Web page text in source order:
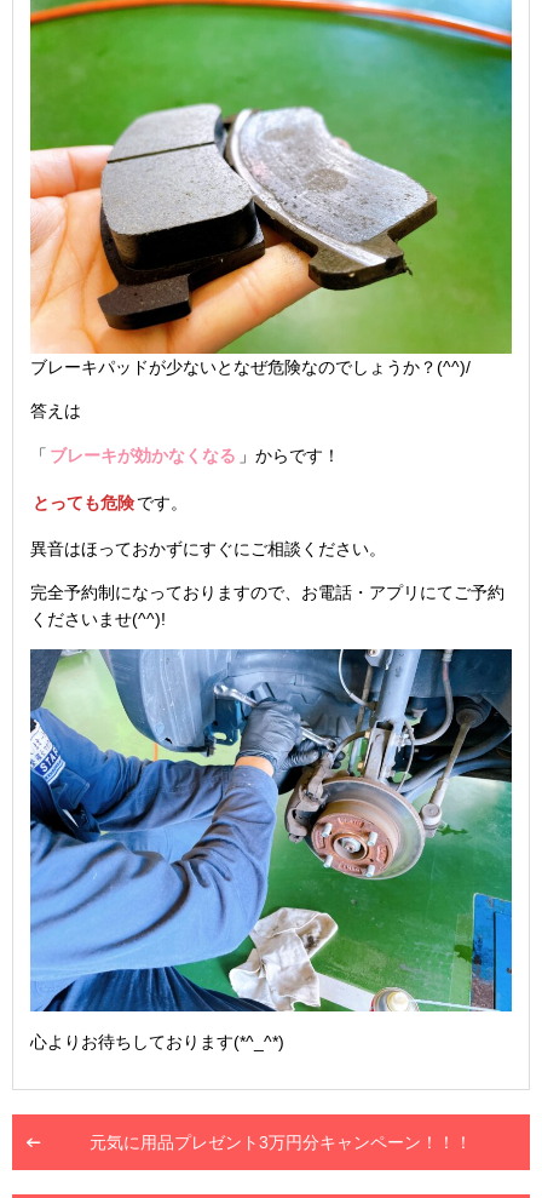
ブレーキパッドが少ないとなぜ危険なのでしょうか？(^^)/
答えは
「 ブレーキが効かなくなる 」からです！
とっても危険です。
異音はほっておかずにすぐにご相談ください。
完全予約制になっておりますので、お電話・アプリにてご予約
くださいませ(^^)!
心よりお待ちしております(*^_^*)
元気に用品プレゼント3万円分キャンペーン！！！